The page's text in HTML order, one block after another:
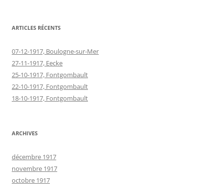
ARTICLES RÉCENTS
07-12-1917, Boulogne-sur-Mer
27-11-1917, Eecke
25-10-1917, Fontgombault
22-10-1917, Fontgombault
18-10-1917, Fontgombault
ARCHIVES
décembre 1917
novembre 1917
octobre 1917